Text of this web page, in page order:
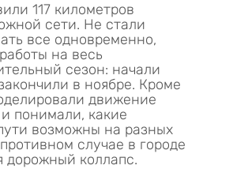
117 километров
сети. Не стали
все одновременно,
на весь
сезон: начали
в ноябре. Кроме
движение
понимали, какие
возможны на разных
случае в городе
дорожный коллапс.